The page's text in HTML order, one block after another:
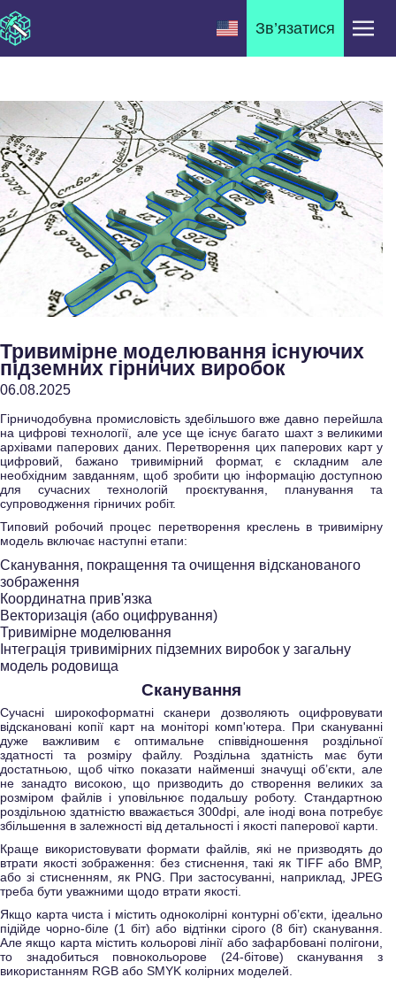
Зв’язатися
Тривимірне моделювання існуючих
підземних гірничих виробок
06.08.2025
Гірничодобувна промисловість здебільшого вже давно перейшла
на цифрові технології, але усе ще існує багато шахт з великими
архівами паперових даних. Перетворення цих паперових карт у
цифровий, бажано тривимірний формат, є складним але
необхідним завданням, щоб зробити цю інформацію доступною
для сучасних технологій проєктування, планування та
супроводження гірничих робіт.
Типовий робочий процес перетворення креслень в тривимірну
модель включає наступні етапи:
Сканування, покращення та очищення відсканованого
зображення
Координатна прив'язка
Векторизація (або оцифрування)
Тривимірне моделювання
Інтеграція тривимірних підземних виробок у загальну
модель родовища
Сканування
Сучасні широкоформатні сканери дозволяють оцифровувати
відскановані копії карт на моніторі комп'ютера. При скануванні
дуже важливим є оптимальне співвідношення роздільної
здатності та розміру файлу. Роздільна здатність має бути
достатньою, щоб чітко показати найменші значущі об’єкти, але
не занадто високою, що призводить до створення великих за
розміром файлів і уповільнює подальшу роботу. Стандартною
роздільною здатністю вважається 300dpi, але іноді вона потребує
збільшення в залежності від детальності і якості паперової карти.
Краще використовувати формати файлів, які не призводять до
втрати якості зображення: без стиснення, такі як TIFF або BMP,
або зі стисненням, як PNG. При застосуванні, наприклад, JPEG
треба бути уважними щодо втрати якості.
Якщо карта чиста і містить одноколірні контурні об’єкти, ідеально
підійде чорно-біле (1 біт) або відтінки сірого (8 біт) сканування.
Але якщо карта містить кольорові лінії або зафарбовані полігони,
то знадобиться повнокольорове (24-бітове) сканування з
використанням RGB або SMYK колірних моделей.